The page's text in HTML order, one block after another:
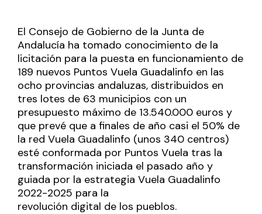
El Consejo de Gobierno de la Junta de
Andalucía ha tomado conocimiento de la
licitación para la puesta en funcionamiento de
189 nuevos Puntos Vuela Guadalinfo en las
ocho provincias andaluzas, distribuidos en
tres lotes de 63 municipios con un
presupuesto máximo de 13.540.000 euros y
que prevé que a finales de año casi el 50% de
la red Vuela Guadalinfo (unos 340 centros)
esté conformada por Puntos Vuela tras la
transformación iniciada el pasado año y
guiada por la estrategia Vuela Guadalinfo
2022-2025 para la
revolución digital de los pueblos.